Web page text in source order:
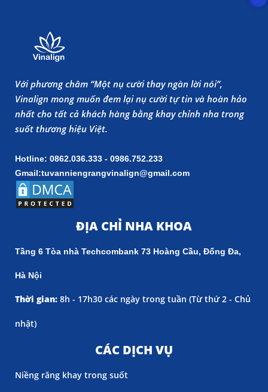
Với phương châm “Một nụ cười thay ngàn lời nói”,
Vinalign mong muốn đem lại nụ cười tự tin và hoàn hảo
nhất cho tất cả khách hàng bằng khay chỉnh nha trong
suốt thương hiệu Việt.
Hotline: 0862.036.333 - 0986.752.233
Gmail:tuvanniengrangvinalign@gmail.com
ĐỊA CHỈ NHA KHOA
Tầng 6 Tòa nhà Techcombank 73 Hoàng Cầu, Đống Đa,
Hà Nội
Thời gian: 8h - 17h30 các ngày trong tuần (Từ thứ 2 - Chủ
nhật)
CÁC DỊCH VỤ
Niềng răng khay trong suốt